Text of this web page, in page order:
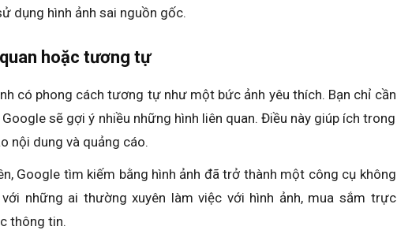
dụng hình ảnh sai nguồn gốc.
hoặc tương tự
có phong cách tương tự như một bức ảnh yêu thích. Bạn chỉ cần
sẽ gợi ý nhiều những hình liên quan. Điều này giúp ích trong
nội dung và quảng cáo.
Google tìm kiếm bằng hình ảnh đã trở thành một công cụ không
những ai thường xuyên làm việc với hình ảnh, mua sắm trực
thông tin.